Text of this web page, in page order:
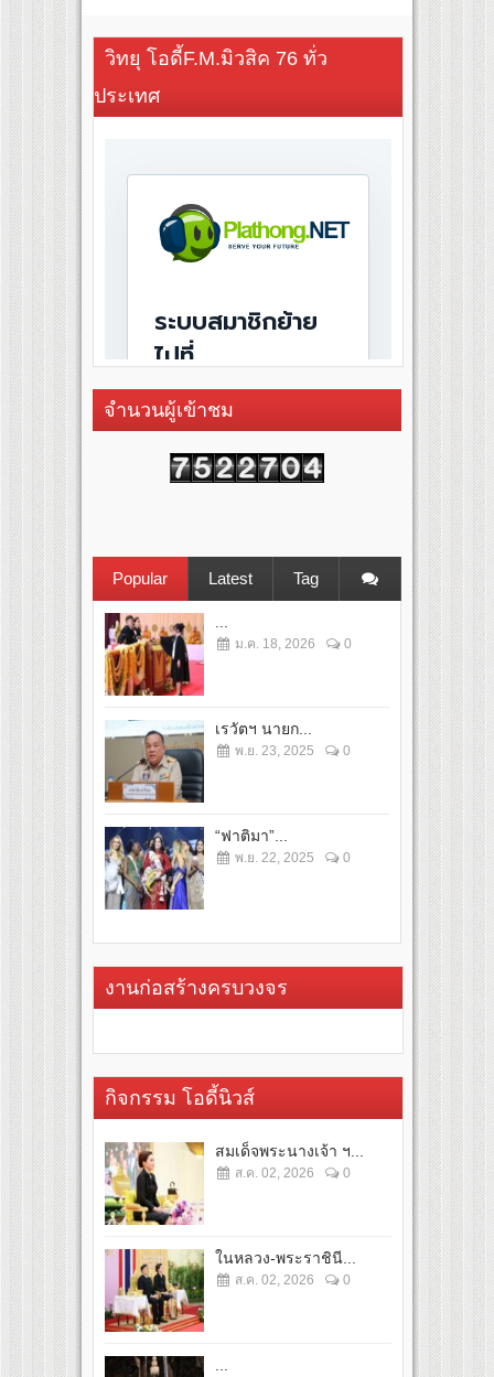
วิทยุ โอดี้F.M.มิวสิค 76 ทั่ว
ประเทศ
จำนวนผู้เข้าชม
Popular Latest Tag
ม.ค. 18, 2026 0
เรวัตฯ นายก...
พ.ย. 23, 2025 0
“ฟาติมา”...
พ.ย. 22, 2025 0
งานก่อสร้างครบวงจร
กิจกรรม โอดี้นิวส์
สมเด็จพระนางเจ้า ฯ...
ส.ค. 02, 2026 0
ในหลวง-พระราชินี...
ส.ค. 02, 2026 0